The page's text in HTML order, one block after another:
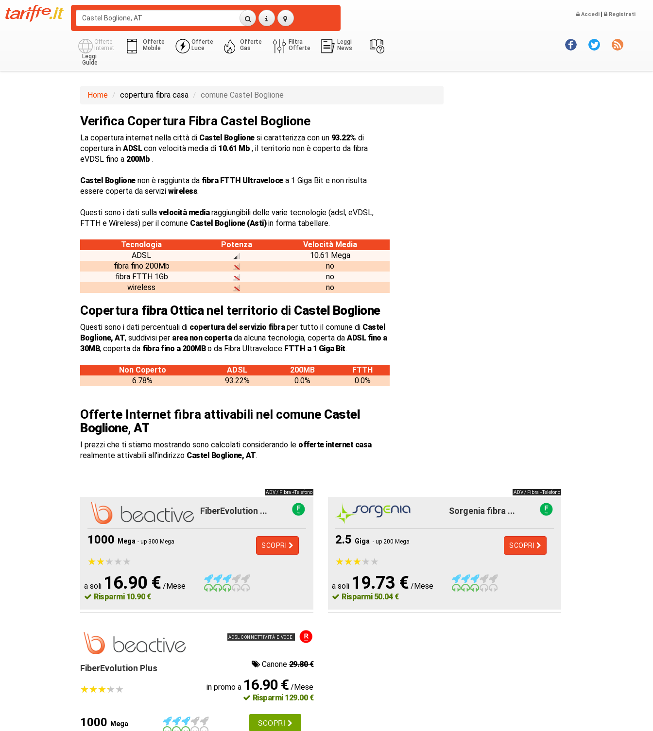
Accedi | Registrati
Offerte
Internet
Offerte
Mobile
Offerte
Luce
Offerte
Gas
Filtra
Offerte
Leggi
News
Leggi
Guide
Home copertura fibra casa comune Castel Boglione
Verifica Copertura Fibra Castel Boglione
La copertura internet nella città di Castel Boglionesi caratterizza con un 93.22% di
copertura in ADSLcon velocità media di 10.61 Mb , il territorio non è coperto da fibra
eVDSL fino a 200Mb .
Castel Boglionenon è raggiunta da fibra FTTH Ultravelocea 1 Giga Bit e non risulta
essere coperta da servizi wireless.
Questi sono i dati sulla velocità mediaraggiungibili delle varie tecnologie (adsl, eVDSL,
FTTH e Wireless) per il comune Castel Boglione (Asti)in forma tabellare.
Tecnologia Potenza
Velocità Media
ADSL
10.61 Mega
fibra fino 200Mb
no
fibra FTTH 1Gb
no
wireless
no
Copertura fibra Otticanel territorio di Castel Boglione
Questi sono i dati percentuali di copertura del servizio fibraper tutto il comune di Castel
Boglione, AT, suddivisi per area non copertada alcuna tecnologia, coperta da ADSL fino a
30MB, coperta da fibra fino a 200MBo da Fibra Ultraveloce FTTH a 1 Giga Bit.
Non Coperto ADSL 200MB
FTTH
6.78%
93.22% 0.0% 0.0%
Offerte Internet fibra attivabili nel comune Castel
Boglione, AT
I prezzi che ti stiamo mostrando sono calcolati considerando le offerte internet casa
realmente attivabili all'indirizzo Castel Boglione, AT.
ADV / Fibra +Telefono
FiberEvolution ...
1000 Mega - up 300 Mega SCOPRI
★★★★★
★★★★★
a soli 16.90 € /Mese
Risparmi 10.90 €
ADV / Fibra +Telefono
Sorgenia fibra ...
2.5 Giga - up 200 Mega SCOPRI
★★★★★
★★★★★
a soli 19.73 € /Mese
Risparmi 50.04 €
ADSL CONNETTIVITÀ E VOCE
FiberEvolution Plus Canone29.80 €
★★★★★
★★★★★ in promo a 16.90 € /Mese
Risparmi 129.00 €
1000 Mega SCOPRI